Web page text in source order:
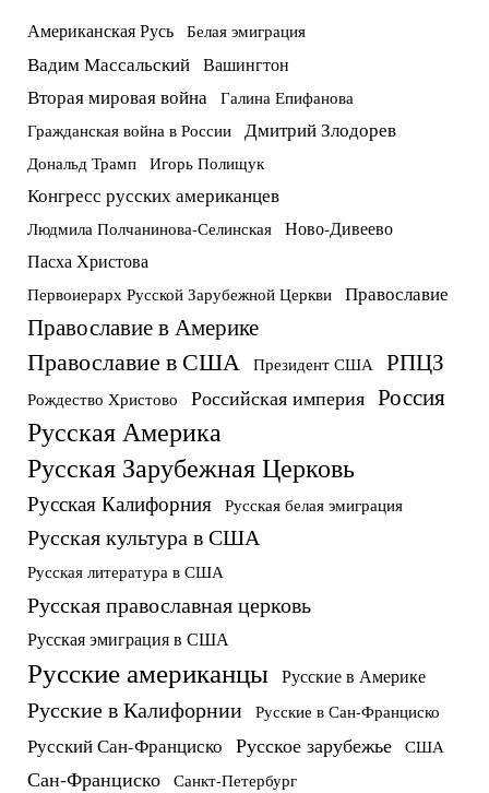
Американская Русь Белая эмиграция
Вадим Массальский Вашингтон
Вторая мировая война
Галина Епифанова
Гражданская война в России Дмитрий Злодорев
Дональд Трамп Игорь Полищук
Конгресс русских американцев
Людмила Полчанинова-Селинская Ново-Дивеево
Пасха Христова
Первоиерарх Русской Зарубежной Церкви Православие
Православие в Америке
Православие в США Президент США РПЦЗ
Рождество Христово Российская империя Россия
Русская Америка
Русская Зарубежная Церковь
Русская Калифорния Русская белая эмиграция
Русская культура в США
Русская литература в США
Русская православная церковь
Русская эмиграция в США
Русские американцы Русские в Америке
Русские в Калифорнии Русские в Сан-Франциско
Русский Сан-Франциско Русское зарубежье США
Сан-Франциско Санкт-Петербург